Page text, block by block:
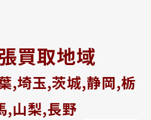
買取地域
,埼玉,茨城,静岡,栃
,山梨,長野